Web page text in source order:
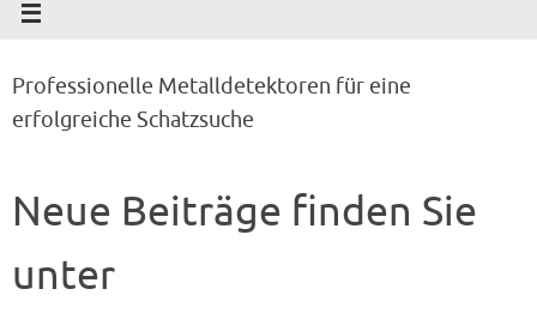
Professionelle Metalldetektoren für eine
erfolgreiche Schatzsuche
Neue Beiträge finden Sie
unter